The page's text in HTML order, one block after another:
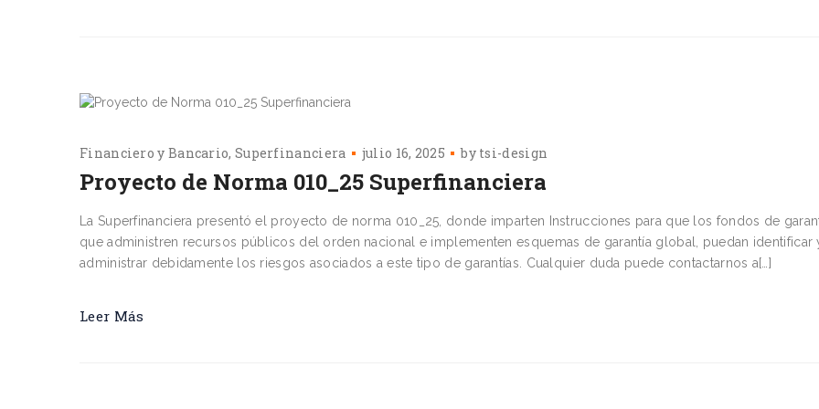
Financiero y Bancario Superfinanciera julio 16, 2025 by tsi-design
Proyecto de Norma 010_25 Superfinanciera
La Superfinanciera presentó el proyecto de norma 010_25, donde imparten Instrucciones para que los fondos de
que administren recursos públicos del orden nacional e implementen esquemas de garantía global, puedan identificar
administrar debidamente los riesgos asociados a este tipo de garantías. Cualquier duda puede contactarnos a[…]
Leer Más